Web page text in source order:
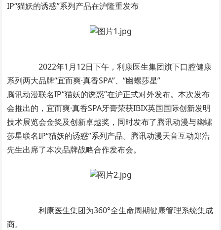
IP“猫妖的诱惑”系列产品在沪隆重发布
2022年1月12日下午，利康医生集团旗下口腔健康
系列两大品牌“宜而爽·真香SPA”、“幽螺莎星”
腾讯动漫联名IP“猫妖的诱惑”在沪正式对外发布。本次发布
会推出的，宜而爽·真香SPA牙膏荣获IBIX英国国际创新发明
技术展览会金奖及创新卓越奖，同时发布了腾讯动漫与幽螺
莎星联名IP“猫妖的诱惑”系列产品。腾讯动漫天音互动郑浩
先生出席了本次品牌战略合作发布会。
利康医生集团为360°全生命周期健康管理系统集成
商。